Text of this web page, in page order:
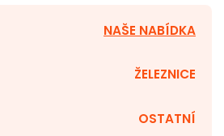
NAŠE NABÍDKA
ŽELEZNICE
OSTATNÍ